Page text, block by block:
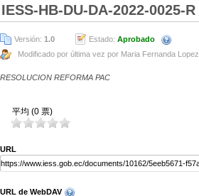
IESS-HB-DU-DA-2022-0025-R
Versión: 1.0 Estado: Aprobado
Modificado por última vez por Maria Fernanda Lopez
RESOLUCION REFORMA PAC
平均 (0 票)
URL
URL de WebDAV